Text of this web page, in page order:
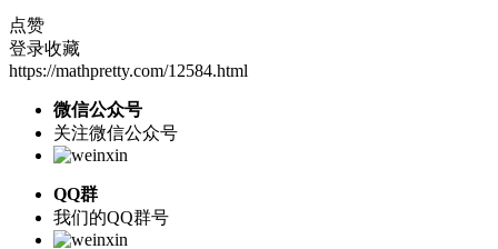
点赞
登录收藏
https://mathpretty.com/12584.html
微信公众号
关注微信公众号
QQ群
我们的QQ群号